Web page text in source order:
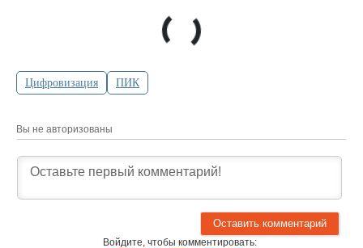
Цифровизация ПИК
Вы не авторизованы
Войдите, чтобы комментировать: